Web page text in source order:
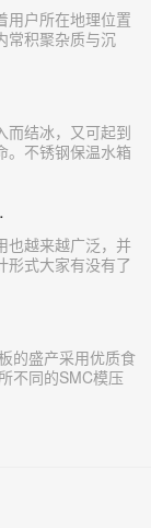
用户所在地理位置
常积聚杂质与沉
而结冰，又可起到
。不锈钢保温水箱
也越来越广泛，并
形式大家有没有了
的盛产采用优质食
不同的SMC模压